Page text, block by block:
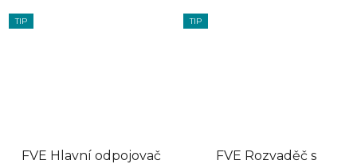
TIP
FVE Hlavní odpojovač
TIP
FVE Rozvaděč s